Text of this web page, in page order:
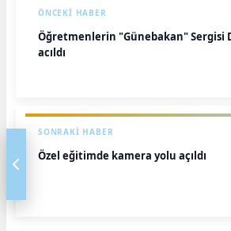
ÖNCEKI HABER
Öğretmenlerin "Günebakan" Sergisi
açıldı
SONRAKI HABER
Özel eğitimde kamera yolu açıldı